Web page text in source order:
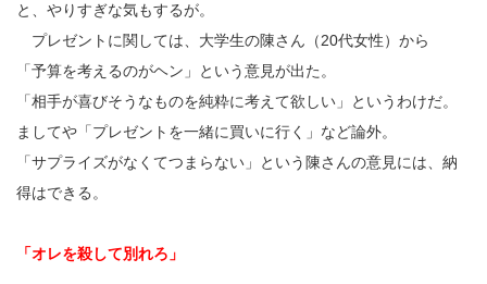
と、やりすぎな気もするが。
プレゼントに関しては、大学生の陳さん（20代女性）から
「予算を考えるのがヘン」という意見が出た。
「相手が喜びそうなものを純粋に考えて欲しい」というわけだ。
ましてや「プレゼントを一緒に買いに行く」など論外。
「サプライズがなくてつまらない」という陳さんの意見には、納
得はできる。
「オレを殺して別れろ」